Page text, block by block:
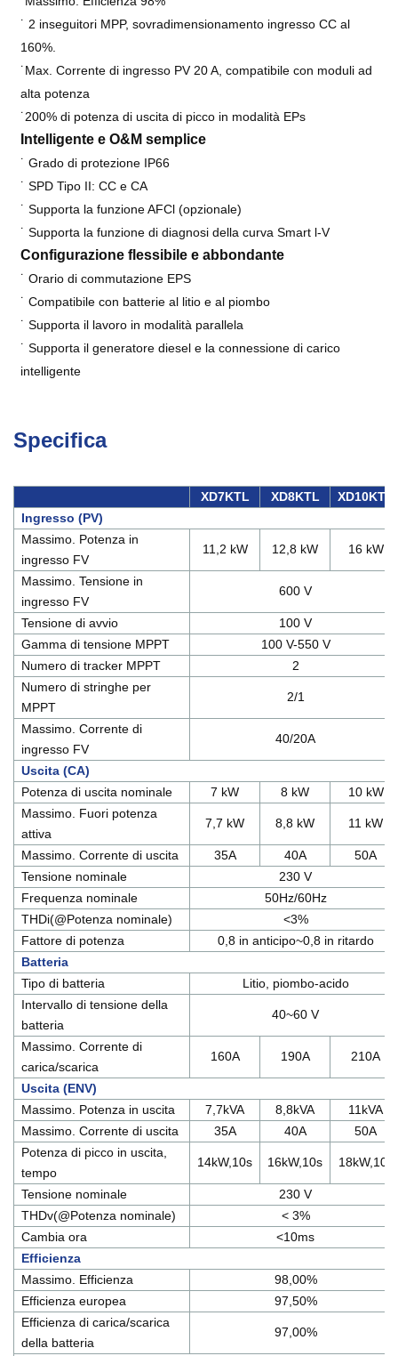
˙ 2 inseguitori MPP, sovradimensionamento ingresso CC al
160%.
˙Max. Corrente di ingresso PV 20 A, compatibile con moduli ad
alta potenza
˙200% di potenza di uscita di picco in modalità EPs
Intelligente eO&M semplice
˙ Grado di protezione IP66
˙ SPD Tipo II: CC e CA
˙ Supporta la funzione AFCl (opzionale)
˙ Supporta la funzione di diagnosi della curva Smart l-V
Configurazione flessibile e abbondante
˙ Orario di commutazione EPS
˙ Compatibile con batterie al litio e al piombo
˙ Supporta il lavoro in modalità parallela
˙ Supporta il generatore diesel e la connessione di carico
intelligente
Specifica
XD7KTL XD8KTL
XD10KTL
Ingresso (PV)
Massimo. Potenza in
ingresso FV
11,2 kW 12,8 kW 16 kW
Massimo. Tensione in
ingresso FV
600 V
Tensione di avvio
100 V
Gamma di tensione MPPT
100 V-550 V
Numero di tracker MPPT
2
Numero di stringhe per
MPPT
2/1
Massimo. Corrente di
ingresso FV
40/20A
Uscita (CA)
Potenza di uscita nominale
7 kW 8 kW
10 kW
Massimo. Fuori potenza
attiva
7,7 kW 8,8 kW 11 kW
Massimo. Corrente di uscita 35A 40A
50A
Tensione nominale
230 V
Frequenza nominale
50Hz/60Hz
THDi(@Potenza nominale)
<3%
Fattore di potenza
0,8 in anticipo~0,8 in ritardo
Batteria
Tipo di batteria
Litio, piombo-acido
Intervallo di tensione della
batteria
40~60 V
Massimo. Corrente di
carica/scarica
160A 190A 210A
Uscita (ENV)
Massimo. Potenza in uscita
7,7kVA 8,8kVA
11kVA
Massimo. Corrente di uscita
35A 40A
50A
Potenza di picco in uscita,
tempo
14kW,10s 16kW,10s 18kW,10s
Tensione nominale
230 V
THDv(@Potenza nominale)
< 3%
Cambia ora
<10ms
Efficienza
Massimo. Efficienza
98,00%
Efficienza europea
97,50%
Efficienza di carica/scarica
della batteria
97,00%